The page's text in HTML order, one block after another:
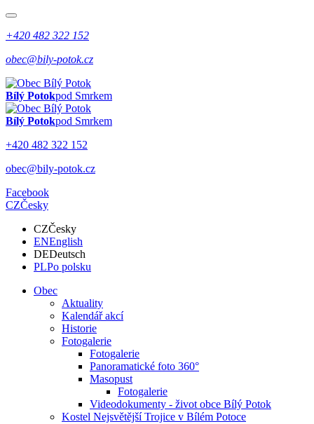
+420 482 322 152
obec@bily-potok.cz
Bílý Potokpod Smrkem
Bílý Potokpod Smrkem
+420 482 322 152
obec@bily-potok.cz
Facebook
CZČesky
CZČesky
ENEnglish
DEDeutsch
PLPo polsku
Obec
Aktuality
Kalendář akcí
Historie
Fotogalerie
Fotogalerie
Panoramatické foto 360°
Masopust
Fotogalerie
Videodokumenty - život obce Bílý Potok
Kostel Nejsvětější Trojice v Bílém Potoce